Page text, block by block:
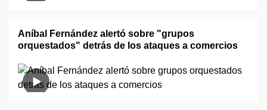
Aníbal Fernández alertó sobre "grupos
orquestados" detrás de los ataques a comercios